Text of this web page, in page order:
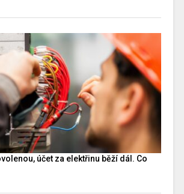
účet za elektřinu běží dál. Co